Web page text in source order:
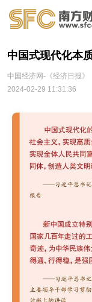
中国式现代化本
中国经济网-《经济日报》
2024-02-29 11:31:36